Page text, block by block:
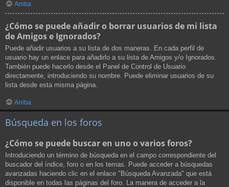
Arriba
¿Cómo se puede añadir o borrar usuarios de mi lista
de Amigos e Ignorados?
Puede añadir usuarios a su lista de dos maneras. En cada perfil de
usuario hay un enlace para añadirlo a su lista de Amigos y/o Ignorados.
También puede hacerlo desde el Panel de Control de Usuario
directamente, introduciendo su nombre. Puede eliminar usuarios de su
lista desde esta misma página.
Arriba
Búsqueda en los foros
¿Cómo se puede buscar en uno o varios foros?
Introduciendo un término de búsqueda en el campo correspondiente del
buscador del índice, foro o en los temas. Puede acceder a búsquedas
avanzadas haciendo clic en el enlace "Búsqueda Avanzada" que está
disponible en todas las páginas del foro. La manera de acceder a la